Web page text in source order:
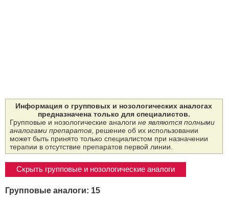
Информация о групповых и нозологических аналогах
предназначена только для специалистов.
Групповые и нозологические аналоги не являются полными
аналогами препаратов, решение об их использовании
может быть принято только специалистом при назначении
терапии в отсутствие препаратов первой линии.
Скрыть групповые и нозологические аналоги
Групповые аналоги: 15